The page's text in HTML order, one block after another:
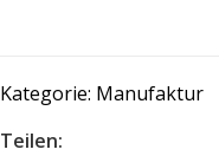
Kategorie: Manufaktur
Teilen: